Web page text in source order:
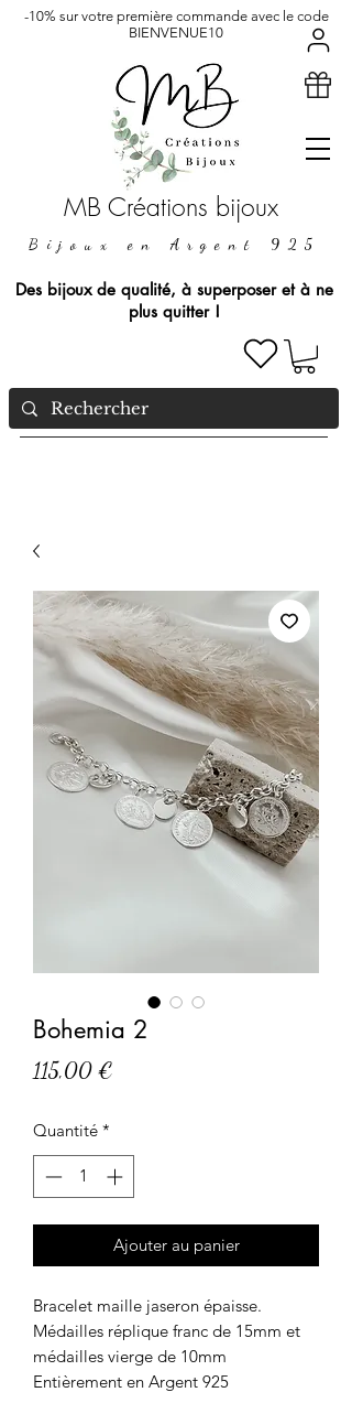
MB Créations bijoux
Bijoux en Argent 925
Des bijoux de qualité, à superposer et à ne
plus quitter !
-10% sur votre première commande avec le code
BIENVENUE10
Bohemia 2
115,00 €
Quantité *
Ajouter au panier
Bracelet maille jaseron épaisse.
Médailles réplique franc de 15mm et
médailles vierge de 10mm
Entièrement en Argent 925